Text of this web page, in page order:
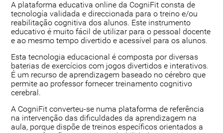
A plataforma educativa online da CogniFit consta de
tecnología validada e direccionada para o treino e/ou
reabilitação cognitiva dos alunos. Este instrumento
educativo é muito fácil de utilizar para o pessoal docente
e ao mesmo tempo divertido e acessível para os alunos.
Esta tecnologia educacional é composta por diversas
baterias de exercícios com jogos divertidos e interativos.
É um recurso de aprendizagem baseado no cérebro que
permite ao professor fornecer treinamento cognitivo
cerebral.
A CogniFit converteu-se numa plataforma de referência
na intervenção das dificuldades da aprendizagem na
aula, porque dispõe de treinos específicos orientados a